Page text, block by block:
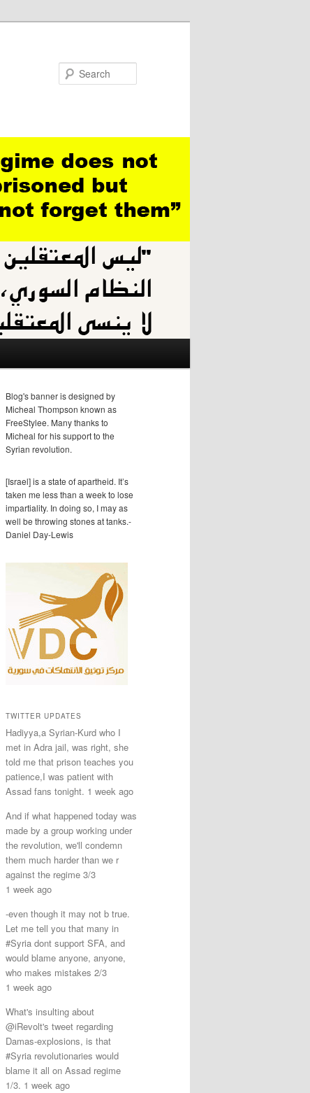
Blog's banner is designed by
Micheal Thompson known as
FreeStylee. Many thanks to
Micheal for his support to the
Syrian revolution.
[Israel] is a state of apartheid. It’s
taken me less than a week to lose
impartiality. In doing so, I may as
well be throwing stones at tanks.-
Daniel Day-Lewis
TWITTER UPDATES
Hadiyya,a Syrian-Kurd who I
met in Adra jail, was right, she
told me that prison teaches you
patience,I was patient with
Assad fans tonight. 1 week ago
And if what happened today was
made by a group working under
the revolution, we'll condemn
them much harder than we r
against the regime 3/3
1 week ago
-even though it may not b true.
Let me tell you that many in
#Syria dont support SFA, and
would blame anyone, anyone,
who makes mistakes 2/3
1 week ago
What's insulting about
@iRevolt's tweet regarding
Damas-explosions, is that
#Syria revolutionaries would
blame it all on Assad regime
1/3. 1 week ago